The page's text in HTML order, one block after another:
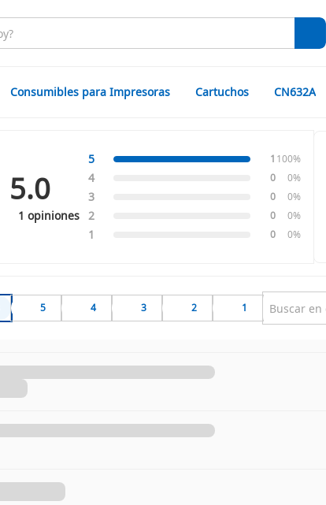
Consumibles para Impresoras Cartuchos CN632A
5.0
1 opiniones
5 1 100%
4 0 0%
3 0 0%
2 0 0%
1 0 0%
5 4 3 2 1